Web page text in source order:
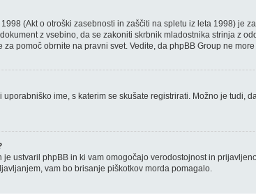
(Akt o otroški zasebnosti in zaščiti na spletu iz leta 1998)
z vsebino, da se zakoniti skrbnik mladostnika strinja z
pomoč obrnite na pravni svet. Vedite, da phpBB Group ne
ime, s katerim se skušate registrirati. Možno je
ustvaril phpBB in ki vam omogočajo verodostojnost in
vam bo brisanje piškotkov morda pomagalo.